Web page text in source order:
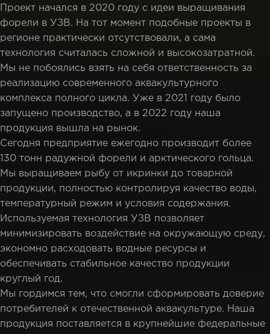
Проект начался в 2020 году с идеи выращивания
форели в УЗВ. На тот момент подобные проекты в
регионе практически отсутствовали, а сама
технология считалась сложной и высокозатратной.
Мы не побоялись взять на себя ответственность за
реализацию современного аквакультурного
комплекса полного цикла. Уже в 2021 году было
запущено производство, а в 2022 году наша
продукция вышла на рынок.
Сегодня предприятие ежегодно производит более
130 тонн радужной форели и арктического гольца.
Мы выращиваем рыбу от икринки до товарной
продукции, полностью контролируя качество воды,
температурный режим и условия содержания.
Используемая технология УЗВ позволяет
минимизировать воздействие на окружающую среду,
экономно расходовать водные ресурсы и
обеспечивать стабильное качество продукции
круглый год.
Мы гордимся тем, что смогли сформировать доверие
потребителей к отечественной аквакультуре. Наша
продукция поставляется в крупнейшие федеральные